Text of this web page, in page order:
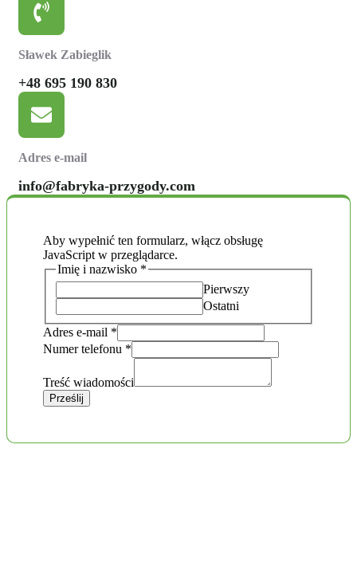
Sławek Zabieglik
+48 695 190 830
Adres e-mail
info@fabryka-przygody.com
Aby wypełnić ten formularz, włącz obsługę
JavaScript w przeglądarce.
Imię i nazwisko *
Pierwszy
Ostatni
Adres e-mail *
Numer telefonu *
Treść
telefonu
Treść wiadomości
Prześlij